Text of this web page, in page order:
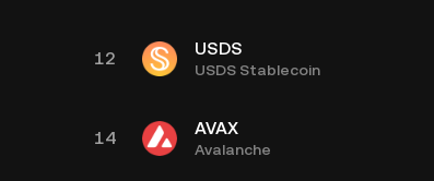
12 USDS
USDS Stablecoin
14 AVAX
Avalanche